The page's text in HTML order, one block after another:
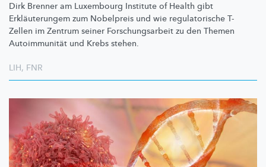
Dirk Brenner am Luxembourg Institute of Health gibt
Erkläuterungem zum Nobelpreis und wie regulatorische T-
Zellen im Zentrum seiner Forschungsarbeit zu den Themen
Autoimmunität und Krebs stehen.
LIH, FNR